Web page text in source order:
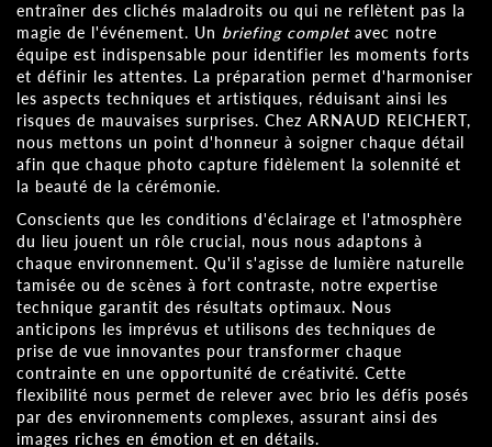
entraîner des clichés maladroits ou qui ne reflètent pas la
magie de l'événement. Un briefing completavec notre
équipe est indispensable pour identifier les moments forts
et définir les attentes. La préparation permet d'harmoniser
les aspects techniques et artistiques, réduisant ainsi les
risques de mauvaises surprises. Chez ARNAUD REICHERT,
nous mettons un point d'honneur à soigner chaque détail
afin que chaque photo capture fidèlement la solennité et
la beauté de la cérémonie.
Conscients que les conditions d'éclairage et l'atmosphère
du lieu jouent un rôle crucial, nous nous adaptons à
chaque environnement. Qu'il s'agisse de lumière naturelle
tamisée ou de scènes à fort contraste, notre expertise
technique garantit des résultats optimaux. Nous
anticipons les imprévus et utilisons des techniques de
prise de vue innovantes pour transformer chaque
contrainte en une opportunité de créativité. Cette
flexibilité nous permet de relever avec brio les défis posés
par des environnements complexes, assurant ainsi des
images riches en émotion et en détails.